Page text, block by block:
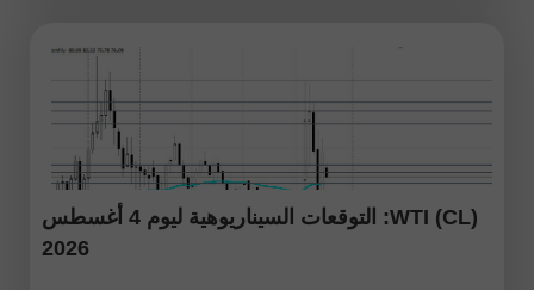
WTI (CL): التوقعات السيناريوهية ليوم 4 أغسطس
2026